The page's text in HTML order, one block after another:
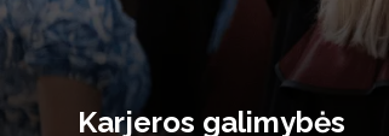
Karjeros galimybės